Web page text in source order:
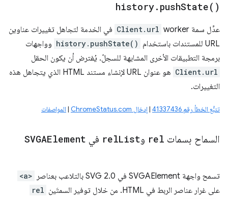
history. pushState( )
عدِّل سمة worker Client.url في الخدمة لتجاهل تغييرات عناوين
URL للمستندات باستخدام
history.pushState() وواجهات
برمجة التطبيقات الأخرى المشابهة للسجلّ. يُفترض أن يكون الحقل
Client.url
هو عنوان URL لإنشاء مستند HTML الذي يتجاهل هذه
التغييرات.
تتبُّع الخطأ رقم 41337436 |إدخال ChromeStatus.com |المواصفات
السماح بسمات rel و relList في SVGAElement
تسمح واجهة SVGAElement في SVG 2.0 بالتلاعب بعناصر <a>
على غرار عناصر الربط في HTML. من خلال توفير السمتَين rel